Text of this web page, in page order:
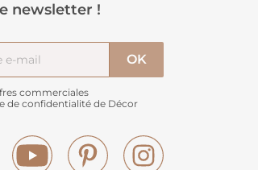
newsletter !
commerciales
de confidentialité de Décor
Facebook YouTube Pinterest